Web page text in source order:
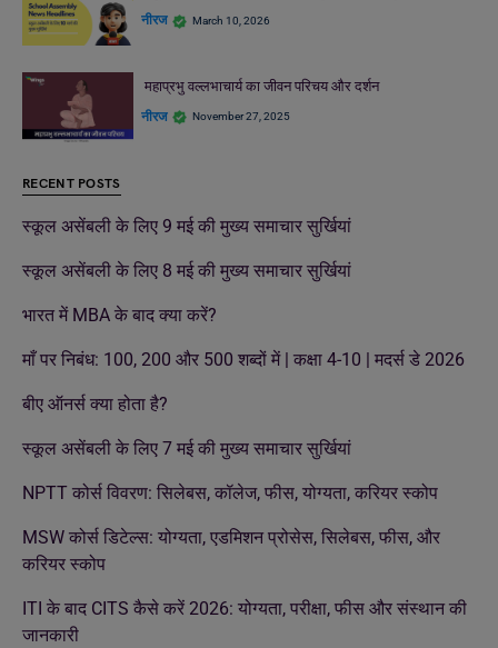
नीरज March 10, 2026
महाप्रभु वल्लभाचार्य का जीवन परिचय और दर्शन
नीरज November 27, 2025
RECENT POSTS
स्कूल असेंबली के लिए 9 मई की मुख्य समाचार सुर्खियां
स्कूल असेंबली के लिए 8 मई की मुख्य समाचार सुर्खियां
भारत में MBA के बाद क्या करें?
माँ पर निबंध: 100, 200 और 500 शब्दों में | कक्षा 4-10 | मदर्स डे 2026
बीए ऑनर्स क्या होता है?
स्कूल असेंबली के लिए 7 मई की मुख्य समाचार सुर्खियां
NPTT कोर्स विवरण: सिलेबस, कॉलेज, फीस, योग्यता, करियर स्कोप
MSW कोर्स डिटेल्स: योग्यता, एडमिशन प्रोसेस, सिलेबस, फीस, और
करियर स्कोप
ITI के बाद CITS कैसे करें 2026: योग्यता, परीक्षा, फीस और संस्थान की
जानकारी